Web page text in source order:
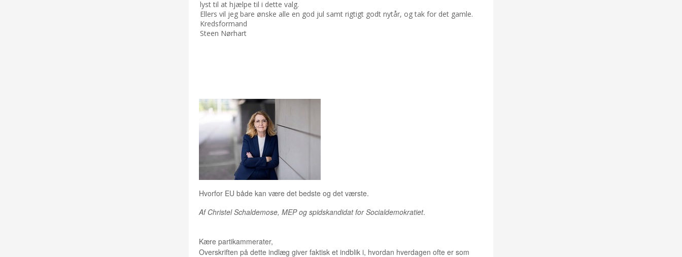
lyst til at hjælpe til i dette valg.
Ellers vil jeg bare ønske alle en god jul samt rigtigt godt nytår, og tak for det gamle.
Kredsformand
Steen Nørhart
Hvorfor EU både kan være det bedste og det værste.
Af Christel Schaldemose, MEP og spidskandidat for Socialdemokratiet.
Kære partikammerater,
Overskriften på dette indlæg giver faktisk et indblik i, hvordan hverdagen ofte er som